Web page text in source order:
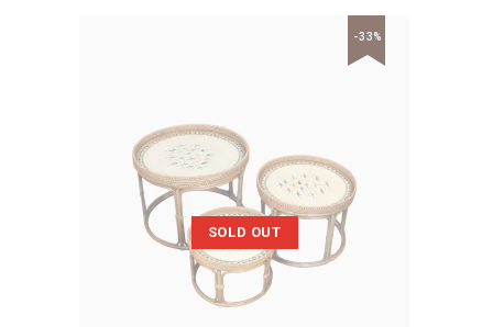
SOLD OUT
-33%